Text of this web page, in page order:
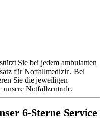
Sie bei jedem ambulanten
für Notfallmedizin. Bei
Sie die jeweiligen
unsere Notfallzentrale.
6-Sterne Service